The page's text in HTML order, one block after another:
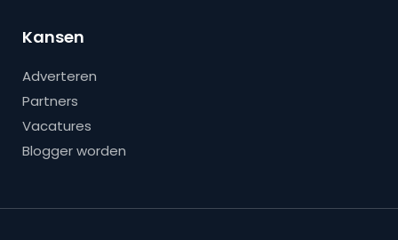
Kansen
Adverteren
Partners
Vacatures
Blogger worden